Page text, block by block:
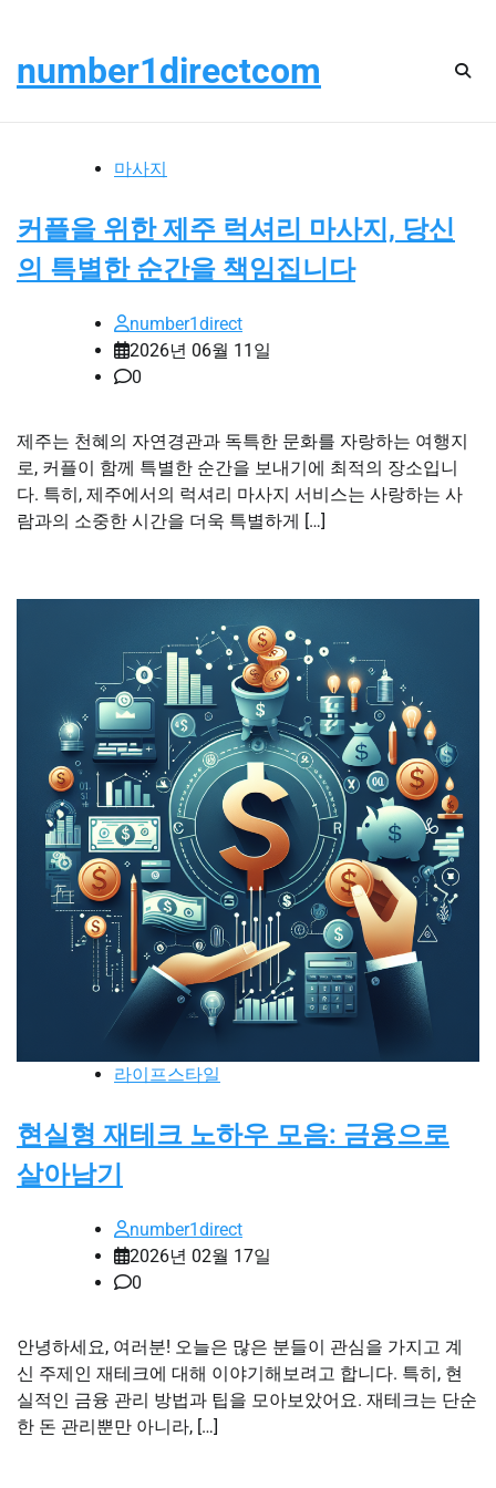
content
number1directcom
마사지
커플을 위한 제주 럭셔리 마사지, 당신
의 특별한 순간을 책임집니다
number1direct
2026년 06월 11일
0
제주는 천혜의 자연경관과 독특한 문화를 자랑하는 여행지
로, 커플이 함께 특별한 순간을 보내기에 최적의 장소입니
다. 특히, 제주에서의 럭셔리 마사지 서비스는 사랑하는 사
람과의 소중한 시간을 더욱 특별하게 […]
라이프스타일
현실형 재테크 노하우 모음: 금융으로
살아남기
number1direct
2026년 02월 17일
0
안녕하세요, 여러분! 오늘은 많은 분들이 관심을 가지고 계
신 주제인 재테크에 대해 이야기해보려고 합니다. 특히, 현
실적인 금융 관리 방법과 팁을 모아보았어요. 재테크는 단순
한 돈 관리뿐만 아니라, […]